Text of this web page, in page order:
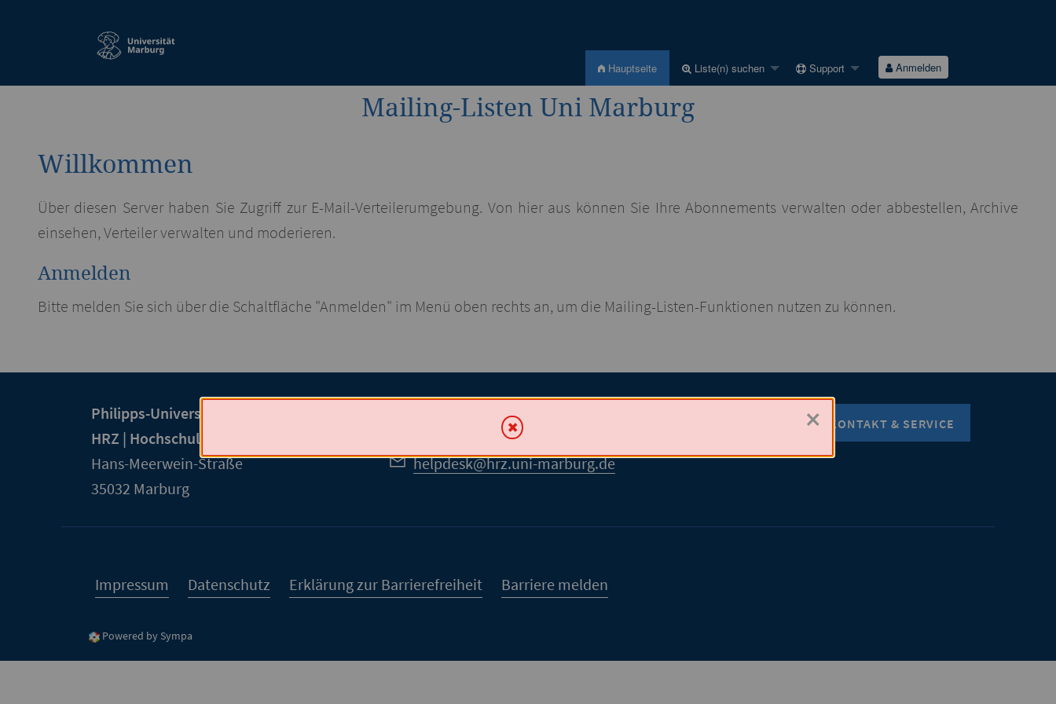
Hauptseite Liste(n) suchen Support Anmelden
Mailing-Listen Uni Marburg
Willkommen
Über diesen Server haben Sie Zugriff zur E-Mail-Verteilerumgebung. Von hier aus können Sie Ihre Abonnements verwalten oder abbestellen, Archive
einsehen, Verteiler verwalten und moderieren.
Anmelden
Bitte melden Sie sich über die Schaltfläche "Anmelden" im Menü oben rechts an, um die Mailing-Listen-Funktionen nutzen zu können.
Informationen
Kontaktinformationen
der
Universität
Marburg
Philipps-Universität Marburg
HRZ | Hochschulrechenzentrum
Hans-Meerwein-Straße
35032 Marburg
+49 6421 28-28282
+49 6421 28-26994
helpdesk@hrz.uni-marburg.de
KONTAKT & SERVICE
Navigation
Impressum Datenschutz Erklärung zur Barrierefreiheit Barriere melden
Powered by Sympa
×